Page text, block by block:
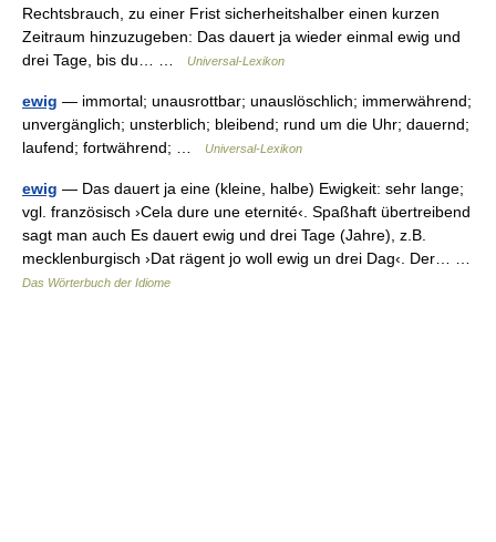
Rechtsbrauch, zu einer Frist sicherheitshalber einen kurzen
Zeitraum hinzuzugeben: Das dauert ja wieder einmal ewig und
drei Tage, bis du… …
Universal-Lexikon
ewig — immortal; unausrottbar; unauslöschlich; immerwährend;
unvergänglich; unsterblich; bleibend; rund um die Uhr; dauernd;
laufend; fortwährend; …
Universal-Lexikon
ewig — Das dauert ja eine (kleine, halbe) Ewigkeit: sehr lange;
vgl. französisch ›Cela dure une eternité‹. Spaßhaft übertreibend
sagt man auch Es dauert ewig und drei Tage (Jahre), z.B.
mecklenburgisch ›Dat rägent jo woll ewig un drei Dag‹. Der… …
Das Wörterbuch der Idiome